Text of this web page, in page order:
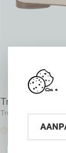
Truman's
Truman's